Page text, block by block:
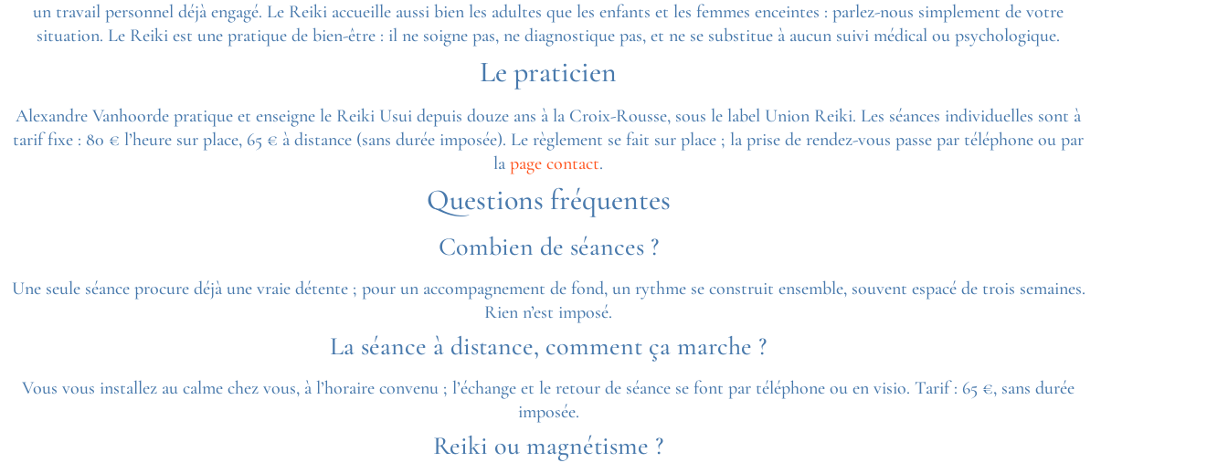
un travail personnel déjà engagé. Le Reiki accueille aussi bien les adultes que les enfants et les femmes enceintes : parlez-nous simplement de votre
situation. Le Reiki est une pratique de bien-être : il ne soigne pas, ne diagnostique pas, et ne se substitue à aucun suivi médical ou psychologique.
Le praticien
Alexandre Vanhoorde pratique et enseigne le Reiki Usui depuis douze ans à la Croix-Rousse, sous le label Union Reiki. Les séances individuelles sont à
tarif fixe : 80 € l’heure sur place, 65 € à distance (sans durée imposée). Le règlement se fait sur place ; la prise de rendez-vous passe par téléphone ou par
la page contact.
Questions fréquentes
Combien de séances ?
Une seule séance procure déjà une vraie détente ; pour un accompagnement de fond, un rythme se construit ensemble, souvent espacé de trois semaines.
Rien n’est imposé.
La séance à distance, comment ça marche ?
Vous vous installez au calme chez vous, à l’horaire convenu ; l’échange et le retour de séance se font par téléphone ou en visio. Tarif : 65 €, sans durée
imposée.
Reiki ou magnétisme ?